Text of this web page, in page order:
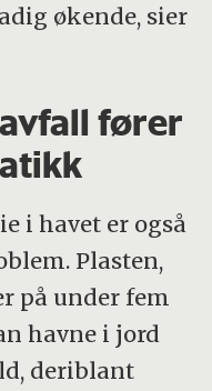
økende, sier
fører
i havet er også
Plasten,
på under fem
havne i jord
deriblant